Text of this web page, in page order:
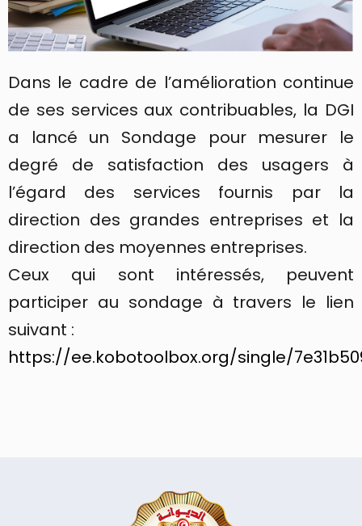
Dans le cadre de l’amélioration continue
de ses services aux contribuables, la DGI
a lancé un Sondage pour mesurer le
degré de satisfaction des usagers à
l’égard des services fournis par la
direction des grandes entreprises et la
direction des moyennes entreprises.
Ceux qui sont intéressés, peuvent
participer au sondage à travers le lien
suivant :
https://ee.kobotoolbox.org/single/